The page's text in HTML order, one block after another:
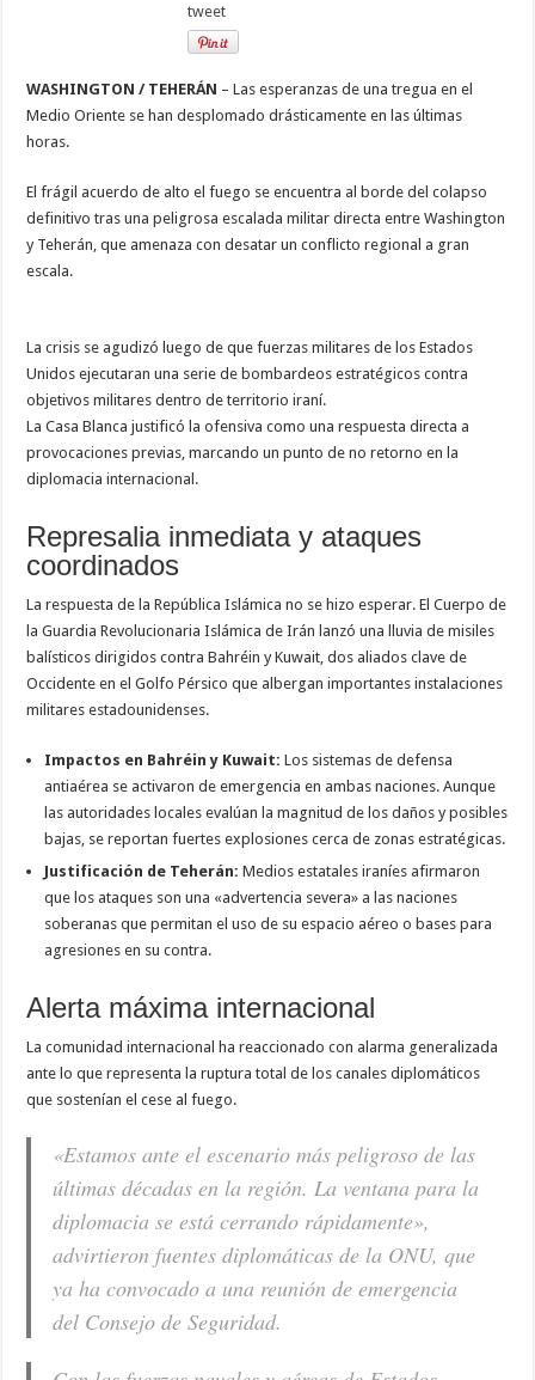
tweet
WASHINGTON / TEHERÁN – Las esperanzas de una tregua en el
Medio Oriente se han desplomado drásticamente en las últimas
horas.
El frágil acuerdo de alto el fuego se encuentra al borde del colapso
definitivo tras una peligrosa escalada militar directa entre Washington
y Teherán, que amenaza con desatar un conflicto regional a gran
escala.
La crisis se agudizó luego de que fuerzas militares de los Estados
Unidos ejecutaran una serie de bombardeos estratégicos contra
objetivos militares dentro de territorio iraní.
La Casa Blanca justificó la ofensiva como una respuesta directa a
provocaciones previas, marcando un punto de no retorno en la
diplomacia internacional.
Represalia inmediata y ataques
coordinados
La respuesta de la República Islámica no se hizo esperar. El Cuerpo de
la Guardia Revolucionaria Islámica de Irán lanzó una lluvia de misiles
balísticos dirigidos contra Bahréin y Kuwait, dos aliados clave de
Occidente en el Golfo Pérsico que albergan importantes instalaciones
militares estadounidenses.
Impactos en Bahréin y Kuwait: Los sistemas de defensa
antiaérea se activaron de emergencia en ambas naciones. Aunque
las autoridades locales evalúan la magnitud de los daños y posibles
bajas, se reportan fuertes explosiones cerca de zonas estratégicas.
Justificación de Teherán: Medios estatales iraníes afirmaron
que los ataques son una «advertencia severa» a las naciones
soberanas que permitan el uso de su espacio aéreo o bases para
agresiones en su contra.
Alerta máxima internacional
La comunidad internacional ha reaccionado con alarma generalizada
ante lo que representa la ruptura total de los canales diplomáticos
que sostenían el cese al fuego.
«Estamos ante el escenario más peligroso de las
últimas décadas en la región. La ventana para la
diplomacia se está cerrando rápidamente»,
advirtieron fuentes diplomáticas de la ONU, que
ya ha convocado a una reunión de emergencia
del Consejo de Seguridad.